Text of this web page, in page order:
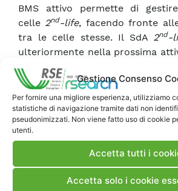
Gestione Consenso
Per fornire una migliore esperienza, utilizziamo
statistiche di navigazione tramite dati non
pseudonimizzati. Non viene fatto uso di cookie
utenti.
Accetta tutti i
Accetta solo i cookie
BMS attivo permette di
celle 2nd-life, facendo fronte
tra le celle stesse. Il SdA 2nd-
ulteriormente nella prossima
fine di valutare
dovuto all’utilizzo del BMS attivo.
Con la seconda attività si è
sviluppato il modello di un SdA
30 kW-60 kWh. Si è effettuata
economica con la quale
un’efficienza del MMC
costo inferiore rispetto a
tradizionale con rispettivo